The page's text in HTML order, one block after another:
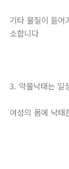
기타 물질이 들어
소합니다
3. 약물낙태는 일
여성의 몸에 낙태